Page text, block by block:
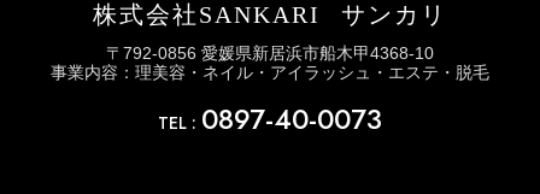
株式会社SANKARI サンカリ
〒792-0856 愛媛県新居浜市船木甲4368-10
事業内容：理美容・ネイル・アイラッシュ・エステ・脱毛
TEL : 0897-40-0073